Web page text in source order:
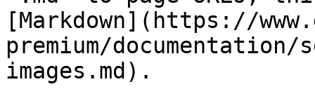
[Markdown](https://
premium/
images.md).